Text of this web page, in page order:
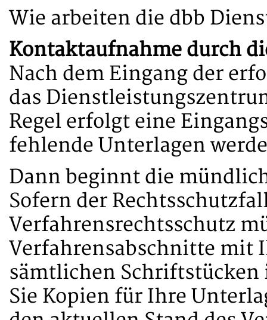
Wie arbeiten die dbb
Kontaktaufnahme durch
Nach dem Eingang der
das
Regel erfolgt eine
fehlende Unterlagen
Dann beginnt die
Sofern der
Verfahrensrechtsschutz
Verfahrensabschnitte mit
sämtlichen
Sie Kopien für Ihre